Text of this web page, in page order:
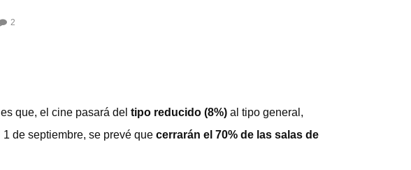
2
que, el cine pasará del tipo reducido (8%) al tipo general,
de septiembre, se prevé que cerrarán el 70% de las salas de